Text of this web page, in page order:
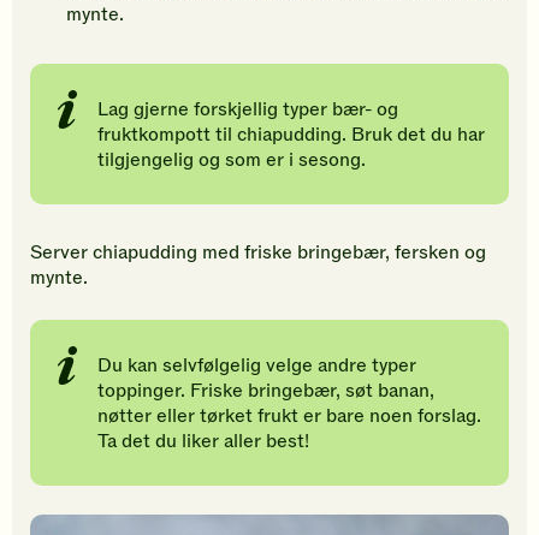
mynte.
Lag gjerne forskjellig typer bær- og
fruktkompott til chiapudding. Bruk det du har
tilgjengelig og som er i sesong.
Server chiapudding med friske bringebær, fersken og
mynte.
Du kan selvfølgelig velge andre typer
toppinger. Friske bringebær, søt banan,
nøtter eller tørket frukt er bare noen forslag.
Ta det du liker aller best!